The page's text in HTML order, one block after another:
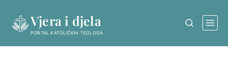
content
Vjera i djela
PORTAL KATOLIČKIH TEOLOGA